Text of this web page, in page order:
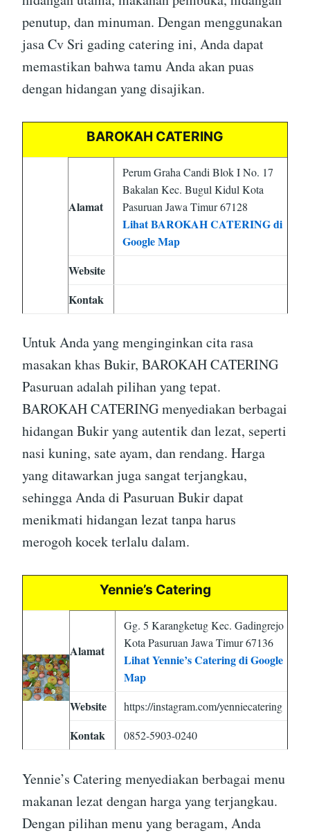
penutup, dan minuman. Dengan menggunakan
jasa Cv Sri gading catering ini, Anda dapat
memastikan bahwa tamu Anda akan puas
dengan hidangan yang disajikan.
BAROKAH CATERING
Alamat
Perum Graha Candi Blok I No. 17
Bakalan Kec. Bugul Kidul Kota
Pasuruan Jawa Timur 67128
Lihat BAROKAH CATERING di
Google Map
Website
Kontak
Untuk Anda yang menginginkan cita rasa
masakan khas Bukir, BAROKAH CATERING
Pasuruan adalah pilihan yang tepat.
BAROKAH CATERING menyediakan berbagai
hidangan Bukir yang autentik dan lezat, seperti
nasi kuning, sate ayam, dan rendang. Harga
yang ditawarkan juga sangat terjangkau,
sehingga Anda di Pasuruan Bukir dapat
menikmati hidangan lezat tanpa harus
merogoh kocek terlalu dalam.
Yennie’s Catering
Alamat
Gg. 5 Karangketug Kec. Gadingrejo
Kota Pasuruan Jawa Timur 67136
Lihat Yennie’s Catering di Google
Map
Website
https://instagram.com/yenniecatering
Kontak 0852-5903-0240
Yennie’s Catering menyediakan berbagai menu
makanan lezat dengan harga yang terjangkau.
Dengan pilihan menu yang beragam, Anda